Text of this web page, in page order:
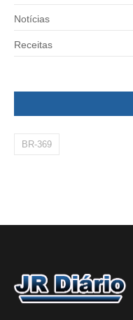
Notícias
Receitas
BR-369